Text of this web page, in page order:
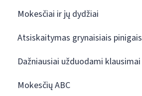
Mokesčiai ir jų dydžiai
Atsiskaitymas grynaisiais pinigais
Dažniausiai užduodami klausimai
Mokesčių ABC